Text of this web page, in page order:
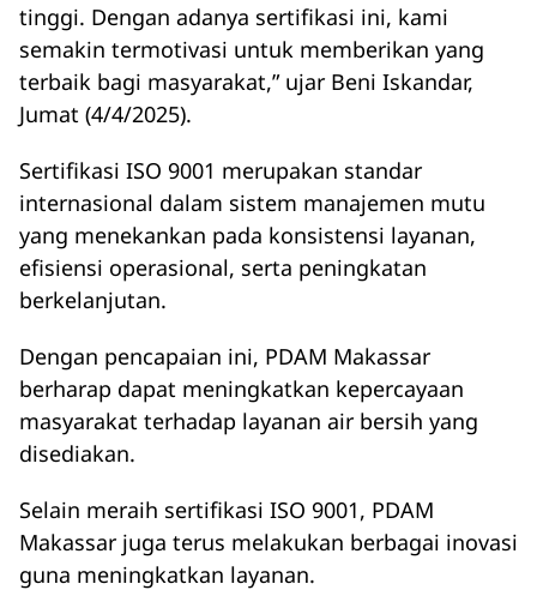
tinggi. Dengan adanya sertifikasi ini, kami
semakin termotivasi untuk memberikan yang
terbaik bagi masyarakat,” ujar Beni Iskandar,
Jumat (4/4/2025).
Sertifikasi ISO 9001 merupakan standar
internasional dalam sistem manajemen mutu
yang menekankan pada konsistensi layanan,
efisiensi operasional, serta peningkatan
berkelanjutan.
Dengan pencapaian ini, PDAM Makassar
berharap dapat meningkatkan kepercayaan
masyarakat terhadap layanan air bersih yang
disediakan.
Selain meraih sertifikasi ISO 9001, PDAM
Makassar juga terus melakukan berbagai inovasi
guna meningkatkan layanan.